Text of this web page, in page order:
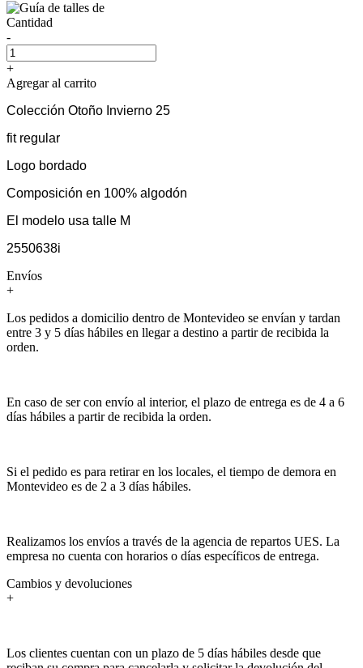
Cantidad
-
+
Agregar al carrito
Colección Otoño Invierno 25
fit regular
Logo bordado
Composición en 100% algodón
El modelo usa talle M
2550638i
Envíos
+
Los pedidos a domicilio dentro de Montevideo se envían y tardan
entre 3 y 5 días hábiles en llegar a destino a partir de recibida la
orden.
En caso de ser con envío al interior, el plazo de entrega es de 4 a 6
días hábiles a partir de recibida la orden.
Si el pedido es para retirar en los locales, el tiempo de demora en
Montevideo es de 2 a 3 días hábiles.
Realizamos los envíos a través de la agencia de repartos UES. La
empresa no cuenta con horarios o días específicos de entrega.
Cambios y devoluciones
+
Los clientes cuentan con un plazo de 5 días hábiles desde que